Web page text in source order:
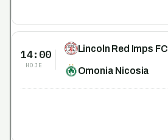
14:00
HOJE
Lincoln Red Imps FC
Omonia Nicosia